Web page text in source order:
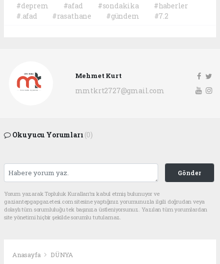
#deprem #afad #sondakika
#haberler
#.afad
#rasathane #gündem #7.2
Mehmet Kurt
mmtkrt2727@gmail.com
Okuyucu Yorumları (0)
Gönder
Yorum yazarak Topluluk Kuralları’nı kabul etmiş bulunuyor ve
gaziantepgapgazetesi.com sitesine yaptığınız yorumunuzla ilgili doğrudan veya
dolaylı tüm sorumluluğu tek başınıza üstleniyorsunuz. Yazılan tüm yorumlardan
site yönetimi hiçbir şekilde sorumlu tutulamaz.
Anasayfa DÜNYA